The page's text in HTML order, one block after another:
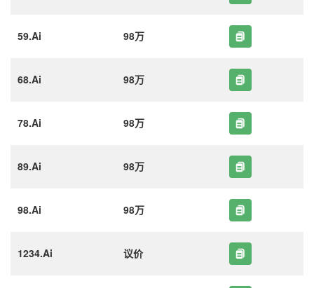
59.Ai 98万
68.Ai 98万
78.Ai 98万
89.Ai 98万
98.Ai 98万
1234.Ai 议价